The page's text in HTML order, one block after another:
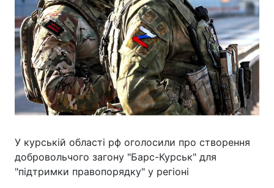
У курській області рф оголосили про створення
добровольчого загону "Барс-Курськ" для
"підтримки правопорядку" у регіоні